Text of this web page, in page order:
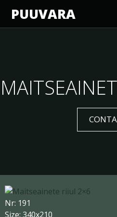
PUUVARA
Nr: 191
Size: 340x210